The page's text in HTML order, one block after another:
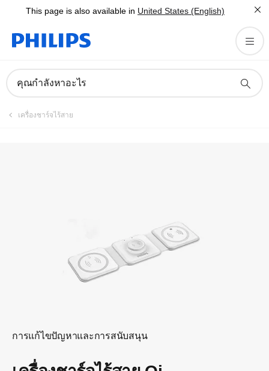
This page is also available in United States (English)
คุณกำลังหาอะไร
เครื่องชาร์จไร้สาย
การแก้ไขปัญหาและการสนับสนุน